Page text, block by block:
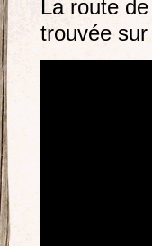
La route
trouvée